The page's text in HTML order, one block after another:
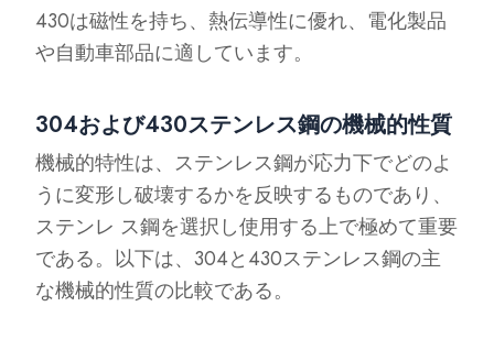
430は磁性を持ち、熱伝導性に優れ、電化製品
や自動車部品に適しています。
304および430ステンレス鋼の機械的性質
機械的特性は、ステンレス鋼が応力下でどのよ
うに変形し破壊するかを反映するものであり、
ステンレ ス鋼を選択し使用する上で極めて重要
である。以下は、304と430ステンレス鋼の主
な機械的性質の比較である。